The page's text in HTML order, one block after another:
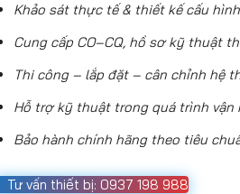
Khảo sát thực tế & thiết kế cấu
Cung cấp CO–CQ, hồ sơ kỹ thuật
Thi công – lắp đặt – cân chỉnh hệ
Hỗ trợ kỹ thuật trong quá trình vận
Bảo hành chính hãng theo tiêu
Tư vấn thiết bị: 0937 198 988